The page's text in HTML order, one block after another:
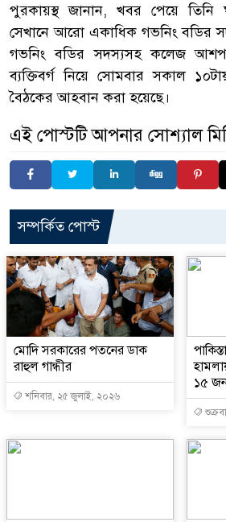
পুরকায়স্থ জানান, খবর পেয়ে তিনি
সেখানে আরো একাধিক গভনিং বডির
গভনিং বডির সদস্যসহ কলেজ
ব্যক্তিবর্গ নিয়ে সোমবার সকাল
বৈঠকের আহবান করা হয়েছে।
এই পোস্টটি আপনার সোশ্যাল
সম্পর্কিত পোস্ট
মোদি সরকারের পতনের ডাক
রাহুল গান্ধীর
শনিবার, ২৫ জুলাই, ২০২৬
১৫ জন